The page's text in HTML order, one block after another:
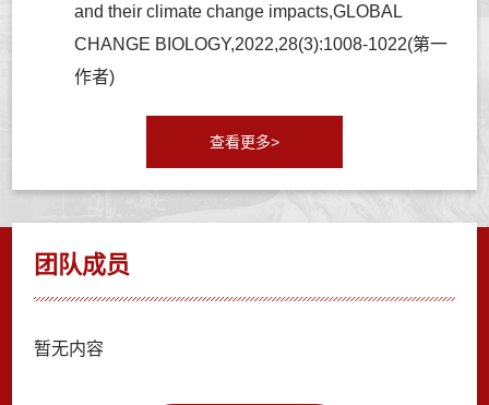
and their climate change impacts,GLOBAL
CHANGE BIOLOGY,2022,28(3):1008-1022(第一
作者)
查看更多>
团队成员
暂无内容